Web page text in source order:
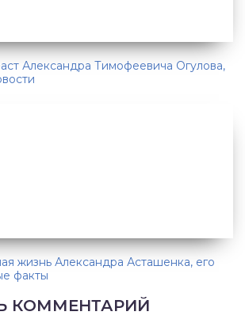
Александра Тимофеевича Огулова,
жизнь Александра Асташенка, его
факты
КОММЕНТАРИЙ